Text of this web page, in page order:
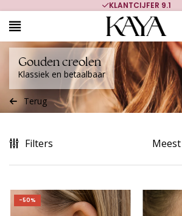
700.000+ TEVREDEN
Gouden creolen
Klassiek en betaalbaar
Terug
Filters
-50%